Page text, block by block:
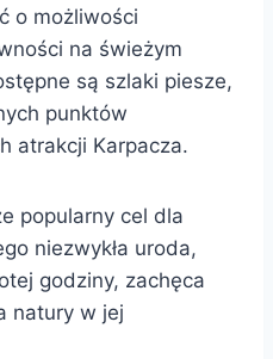
o możliwości
na świeżym
są szlaki piesze,
punktów
atrakcji Karpacza.
popularny cel dla
niezwykła uroda,
godziny, zachęca
natury w jej